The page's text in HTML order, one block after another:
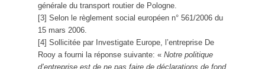
générale du transport routier de Pologne.
[3] Selon le règlement social européen n° 561/2006 du
15 mars 2006.
[4] Sollicitée par Investigate Europe, l’entreprise De
Rooy a fourni la réponse suivante: « Notre politique
d’entreprise est de ne pas faire de déclarations de fond